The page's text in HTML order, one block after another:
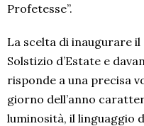
Profetesse”.
La scelta di inaugurare
Solstizio d’Estate e
risponde a una precisa
giorno dell’anno
luminosità, il linguaggio